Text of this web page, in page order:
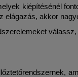
kiépítésénél
elágazás, akkor